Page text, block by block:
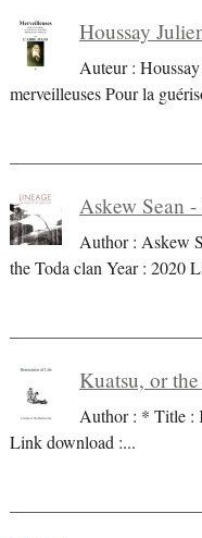
Houssay
Auteur :
merveilleuses Pour la
Askew Sean
Author : Askew
the Toda clan Year : 2020
Kuatsu, or
Author : * Title :
Link download :...